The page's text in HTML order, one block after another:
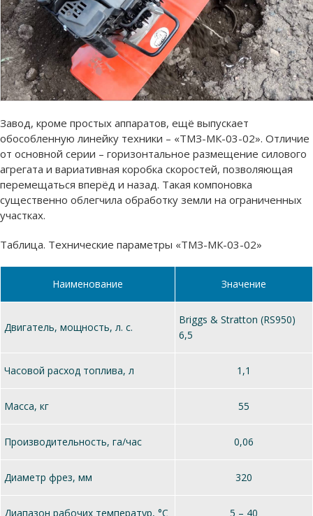
Завод, кроме простых аппаратов, ещё выпускает
обособленную линейку техники – «ТМЗ-МК-03-02». Отличие
от основной серии – горизонтальное размещение силового
агрегата и вариативная коробка скоростей, позволяющая
перемещаться вперёд и назад. Такая компоновка
существенно облегчила обработку земли на ограниченных
участках.
Таблица. Технические параметры «ТМЗ-МК-03-02»
Наименование Значение
Двигатель, мощность, л. с.
Briggs & Stratton (RS950)
6,5
Часовой расход топлива, л 1,1
Масса, кг 55
Производительность, га/час 0,06
Диаметр фрез, мм 320
Диапазон рабочих температур, °C 5 – 40